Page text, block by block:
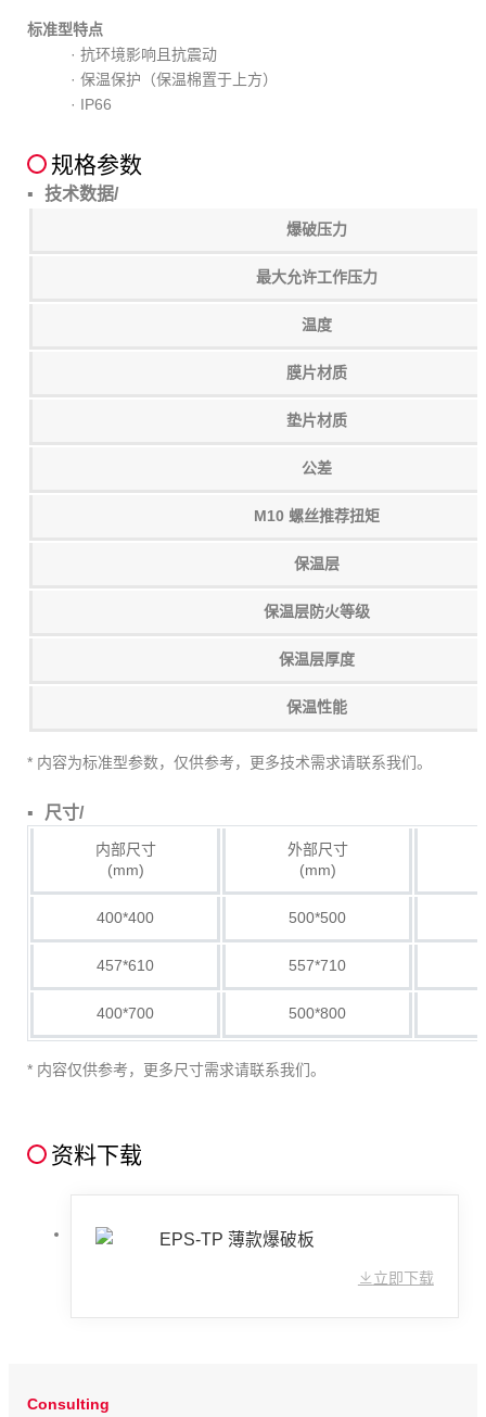
标准型特点
· 抗环境影响且抗震动
· 保温保护（保温棉置于上方）
· IP66
规格参数
技术数据/
爆破压力
最大允许工作压力
温度
膜片材质
垫片材质
公差
M10 螺丝推荐扭矩
保温层
保温层防火等级
保温层厚度
保温性能
* 内容为标准型参数，仅供参考，更多技术需求请联系我们。
尺寸/
内部尺寸
(mm)
外部尺寸
(mm)
400*400 500*500
457*610 557*710
400*700 500*800
* 内容仅供参考，更多尺寸需求请联系我们。
资料下载
EPS-TP 薄款爆破板
立即下载
Consulting